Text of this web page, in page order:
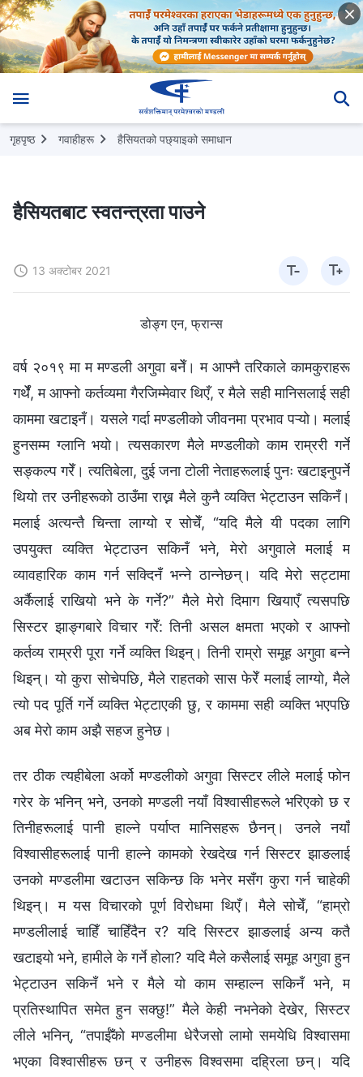
गृहपृष्ठ गवाहीहरू हैसियतको पछ्याइको समाधान
हैसियतबाट स्वतन्त्रता पाउने
13 अक्टोबर 2021
डोङ्ग एन, फ्रान्स
वर्ष २०१९ मा म मण्डली अगुवा बनेँ। म आफ्नै तरिकाले कामकुराहरू
गर्थेँ, म आफ्नो कर्तव्यमा गैरजिम्मेवार थिएँ, र मैले सही मानिसलाई सही
काममा खटाइनँ। यसले गर्दा मण्डलीको जीवनमा प्रभाव पऱ्यो। मलाई
हुनसम्म ग्‍लानि भयो। त्यसकारण मैले मण्डलीको काम राम्ररी गर्ने
सङ्कल्‍प गरेँ। त्यतिबेला, दुई जना टोली नेताहरूलाई पुनः खटाइनुपर्ने
थियो तर उनीहरूको ठाउँमा राख्न मैले कुनै व्यक्ति भेट्टाउन सकिनँ।
मलाई अत्यन्तै चिन्ता लाग्यो र सोचेँ, “यदि मैले यी पदका लागि
उपयुक्त व्यक्ति भेट्टाउन सकिनँ भने, मेरो अगुवाले मलाई म
व्यावहारिक काम गर्न सक्दिनँ भन्‍ने ठान्‍नेछन्। यदि मेरो सट्टामा
अर्कैलाई राखियो भने के गर्ने?” मैले मेरो दिमाग खियाएँ त्यसपछि
सिस्टर झाङ्गबारे विचार गरेँ: तिनी असल क्षमता भएको र आफ्‍नो
कर्तव्य राम्ररी पूरा गर्ने व्यक्ति थिइन्। तिनी राम्रो समूह अगुवा बन्‍ने
थिइन्। यो कुरा सोचेपछि, मैले राहतको सास फेरेँ मलाई लाग्यो, मैले
त्यो पद पूर्ति गर्ने व्यक्ति भेट्टाएकी छु, र काममा सही व्यक्ति भएपछि
अब मेरो काम अझै सहज हुनेछ।
तर ठीक त्यहीबेला अर्को मण्डलीको अगुवा सिस्टर लीले मलाई फोन
गरेर के भनिन् भने, उनको मण्डली नयाँ विश्‍वासीहरूले भरिएको छ र
तिनीहरूलाई पानी हाल्‍ने पर्याप्त मानिसहरू छैनन्। उनले नयाँ
विश्‍वासीहरूलाई पानी हाल्‍ने कामको रेखदेख गर्न सिस्टर झाङलाई
उनको मण्डलीमा खटाउन सकिन्छ कि भनेर मसँग कुरा गर्न चाहेकी
थिइन्। म यस विचारको पूर्ण विरोधमा थिएँ। मैले सोचेँ, “हाम्रो
मण्डलीलाई चाहिँ चाहिँदैन र? यदि सिस्टर झाङलाई अन्य कतै
खटाइयो भने, हामीले के गर्ने होला? यदि मैले कसैलाई समूह अगुवा हुन
भेट्टाउन सकिनँ भने र मैले यो काम सम्‍हाल्‍न सकिनँ भने, म
प्रतिस्थापित समेत हुन सक्छु!” मैले केही नभनेको देखेर, सिस्टर
लीले भनिन्, “तपाईँको मण्डलीमा धेरैजसो लामो समयेधि विश्‍वासमा
भएका विश्‍वासीहरू छन् र उनीहरू विश्‍वसमा दह्रिला छन्। यदि